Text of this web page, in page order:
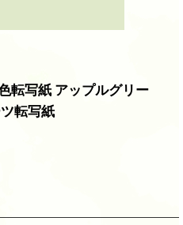
転写紙 アップルグリー
転写紙